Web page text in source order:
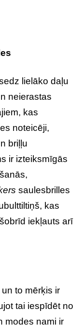
lielāko daļu
neierastas
kas
noteicēji,
briļļu
ir izteiksmīgās
saulesbrilles
kas
iekļauts arī
to mērķis ir
tai iespīdēt no
modes nami ir